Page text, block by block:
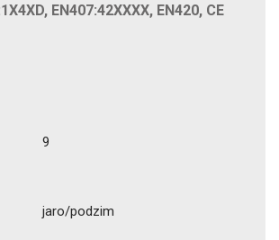
EN407:42XXXX, EN420, CE
9
jaro/podzim